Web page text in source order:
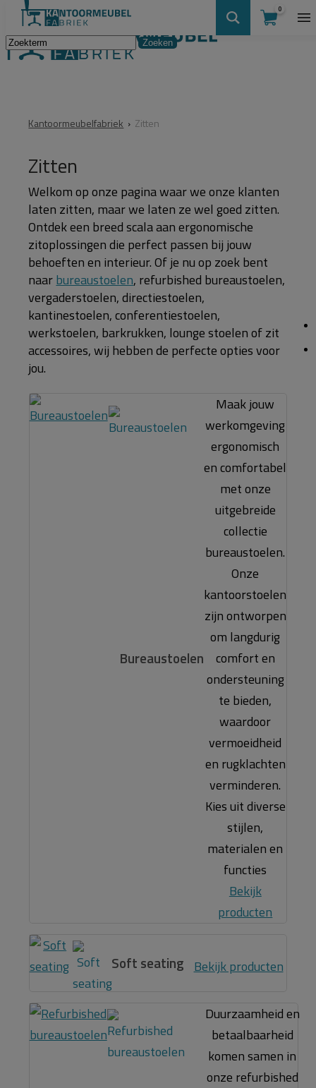
0
Kantoormeubelfabriek › Zitten
Zitten
Welkom op onze pagina waar we onze klanten
laten zitten, maar we laten ze wel goed zitten.
Ontdek een breed scala aan ergonomische
zitoplossingen die perfect passen bij jouw
behoeften en interieur. Of je nu op zoek bent
naarbureaustoelen, refurbished bureaustoelen,
vergaderstoelen, directiestoelen,
kantinestoelen, conferentiestoelen,
werkstoelen, barkrukken, lounge stoelen of zit
accessoires, wij hebben de perfecte opties voor
jou.
Bureaustoelen
Maak jouw
werkomgeving
ergonomisch
en comfortabel
met onze
uitgebreide
collectie
bureaustoelen.
Onze
kantoorstoelen
zijn ontworpen
om langdurig
comfort en
ondersteuning
te bieden,
waardoor
vermoeidheid
en rugklachten
verminderen.
Kies uit diverse
stijlen,
materialen en
functies
Bekijk
producten
Soft seating Bekijk producten
Duurzaamheid en
betaalbaarheid
komen samen in
onze refurbished